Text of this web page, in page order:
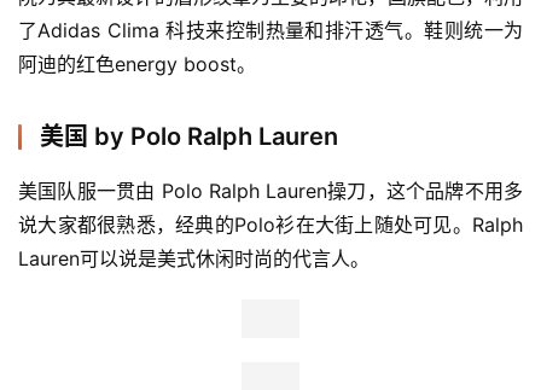
了Adidas Clima 科技来控制热量和排汗透气。鞋则统一为
阿迪的红色energy boost。
美国 by Polo Ralph Lauren
美国队服一贯由 Polo Ralph Lauren操刀，这个品牌不用多
说大家都很熟悉，经典的Polo衫在大街上随处可见。 Ralph
Lauren可以说是美式休闲时尚的代言人。